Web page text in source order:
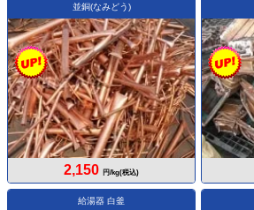
並銅(なみどう)
2,150 円/kg(税込)
給湯器 白釜